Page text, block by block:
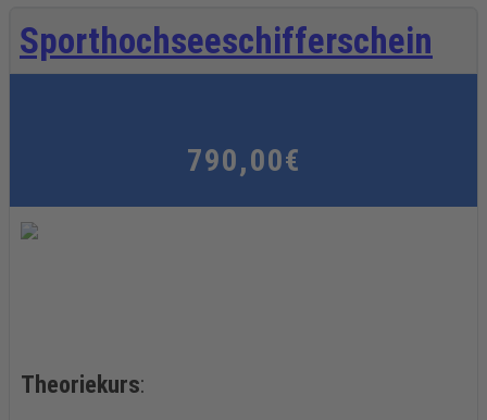
Sporthochseeschifferschein
790,00€
Theoriekurs: